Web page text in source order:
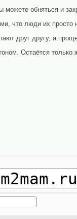
можете обняться и
что люди их просто
друг другу, а
Остаётся только